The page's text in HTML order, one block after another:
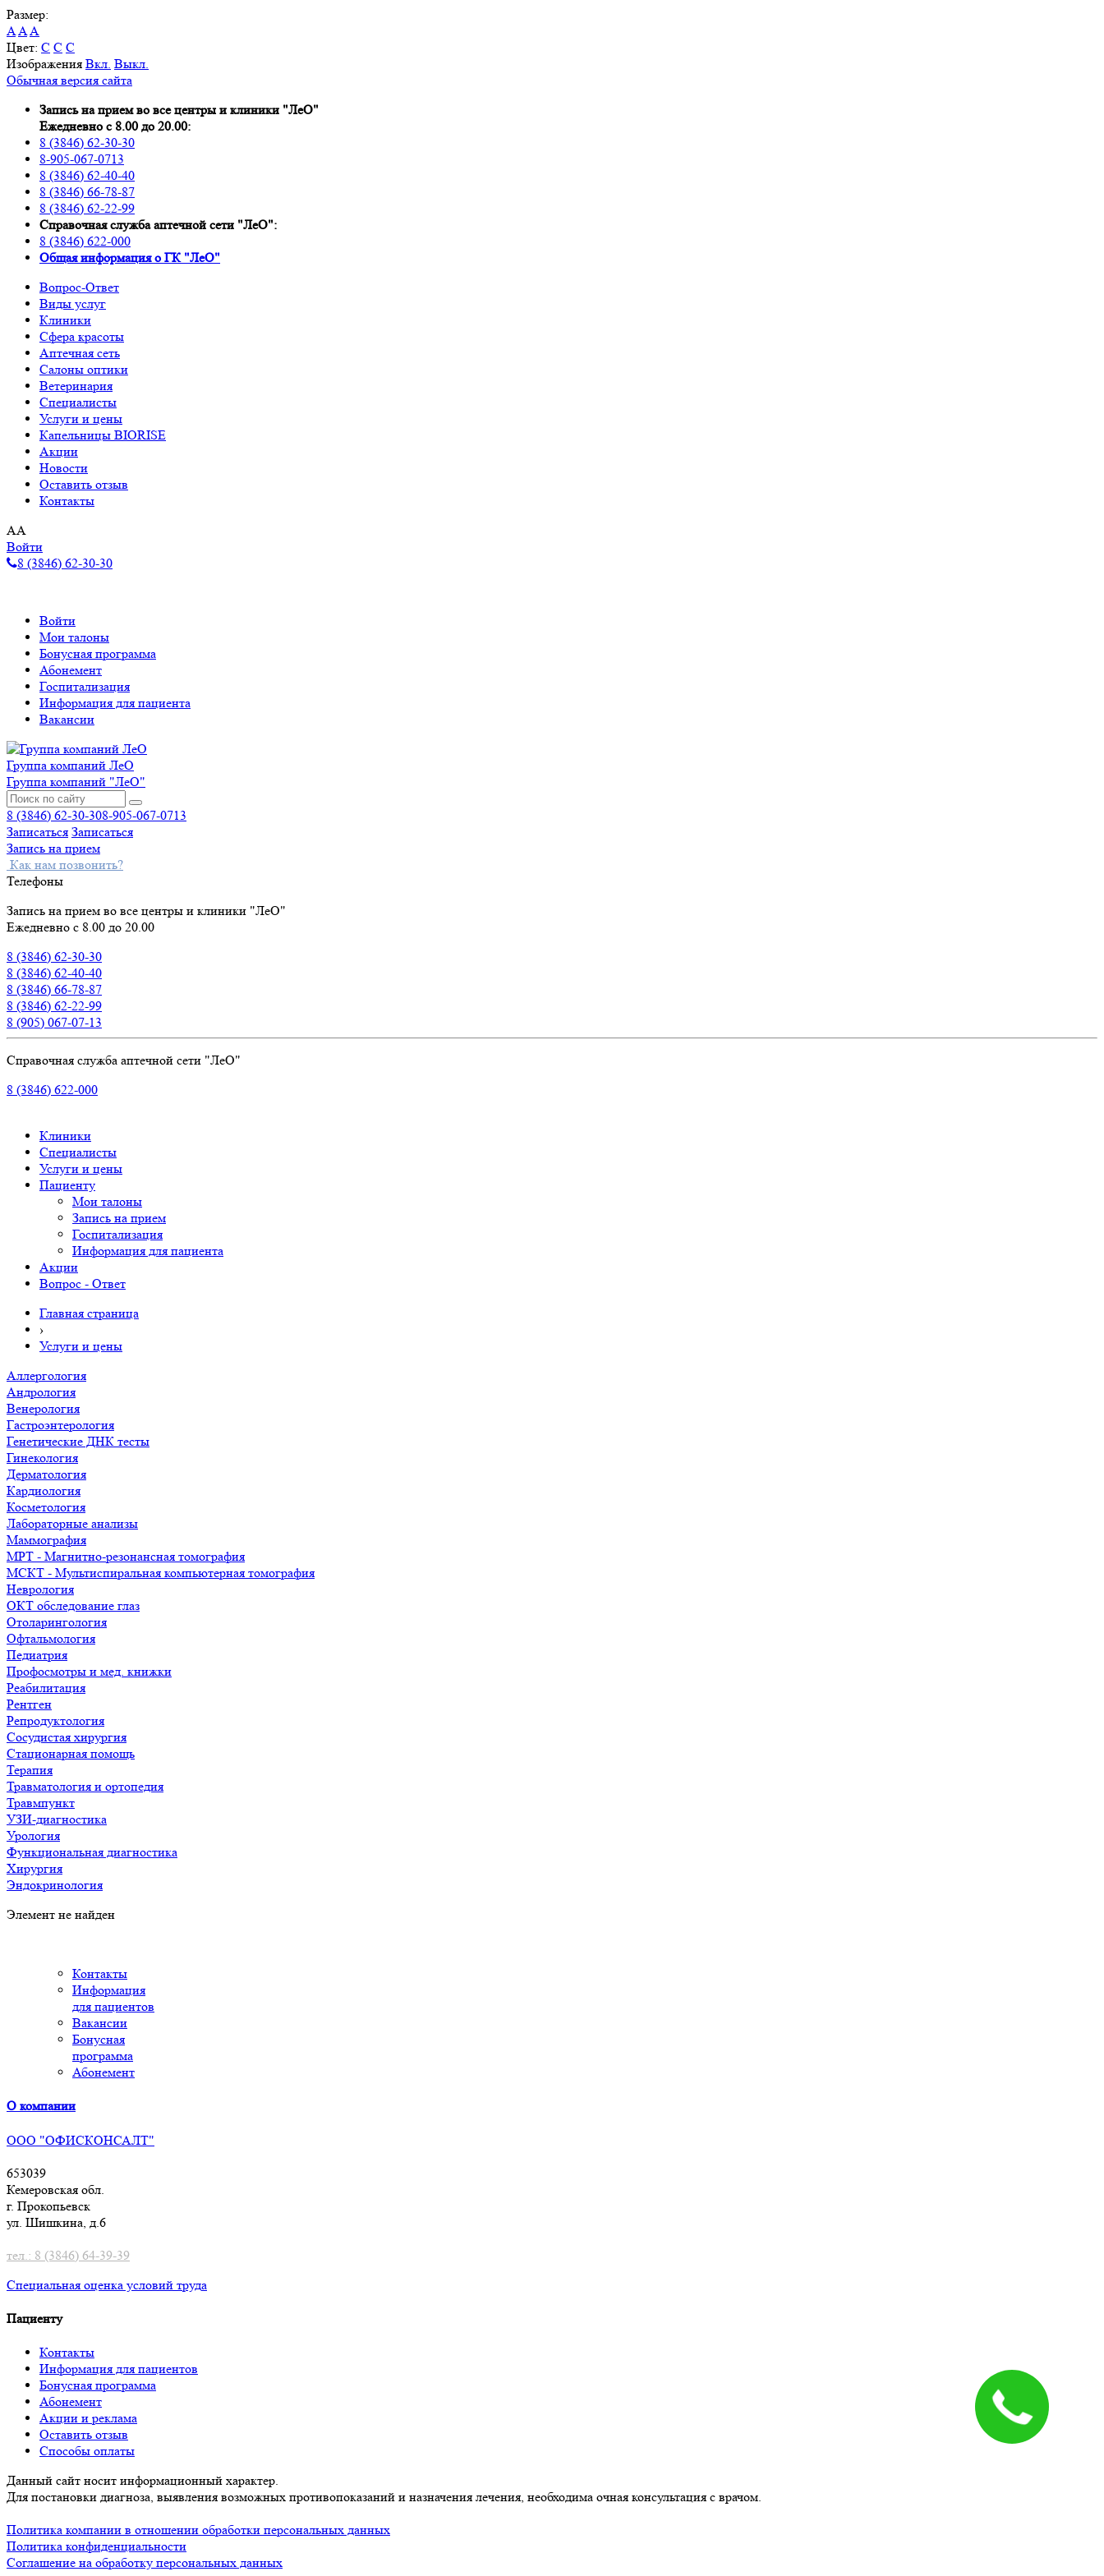
Размер:
AAA
Цвет: C C C
Изображения Вкл. Выкл.
Обычная версия сайта
Запись на прием во все центры и клиники "ЛеО"
Ежедневно с 8.00 до 20.00:
8 (3846) 62-30-30
8-905-067-0713
8 (3846) 62-40-40
8 (3846) 66-78-87
8 (3846) 62-22-99
Справочная служба аптечной сети "ЛеО":
8 (3846) 622-000
Oбщая информация о ГК "ЛеО"
Вопрос-Ответ
Виды услуг
Клиники
Сфера красоты
Аптечная сеть
Салоны оптики
Ветеринария
Специалисты
Услуги и цены
Капельницы BIORISE
Акции
Новости
Оставить отзыв
Контакты
AA
Войти
8 (3846) 62-30-30
Войти
Мои талоны
Бонусная программа
Абонемент
Госпитализация
Информация для пациента
Вакансии
Группа компаний ЛеО
Группа компаний "ЛеО"
8 (3846) 62-30-308-905-067-0713
Записаться Записаться
Запись на прием
Как нам позвонить?
Телефоны
Запись на прием во все центры и клиники "ЛеО"
Ежедневно с 8.00 до 20.00
8 (3846) 62-30-30
8 (3846) 62-40-40
8 (3846) 66-78-87
8 (3846) 62-22-99
8 (905) 067-07-13
Справочная служба аптечной сети "ЛеО"
8 (3846) 622-000
Клиники
Специалисты
Услуги и цены
Пациенту
Мои талоны
Запись на прием
Госпитализация
Информация для пациента
Акции
Вопрос - Ответ
Главная страница
›
Услуги и цены
Аллергология
Андрология
Венерология
Гастроэнтерология
Генетические ДНК тесты
Гинекология
Дерматология
Кардиология
Косметология
Лабораторные анализы
Маммография
МРТ - Магнитно-резонансная томография
МСКТ - Мультиспиральная компьютерная томография
Неврология
ОКТ обследование глаз
Отоларингология
Офтальмология
Педиатрия
Профосмотры и мед. книжки
Реабилитация
Рентген
Репродуктология
Сосудистая хирургия
Стационарная помощь
Терапия
Травматология и ортопедия
Травмпункт
УЗИ-диагностика
Урология
Функциональная диагностика
Хирургия
Эндокринология
Элемент не найден
Контакты
Информация
для пациентов
Вакансии
Бонусная
программа
Абонемент
О компании
ООО "ОФИСКОНСАЛТ"
653039
Кемеровская обл.
г. Прокопьевск
ул. Шишкина, д.6
тел.: 8 (3846) 64-39-39
Специальная оценка условий труда
Пациенту
Контакты
Информация для пациентов
Бонусная программа
Абонемент
Акции и реклама
Оставить отзыв
Способы оплаты
Данный сайт носит информационный характер.
Для постановки диагноза, выявления возможных противопоказаний и назначения лечения, необходима очная консультация с врачом.
Политика компании в отношении обработки персональных данных
Политика конфиденциальности
Соглашение на обработку персональных данных